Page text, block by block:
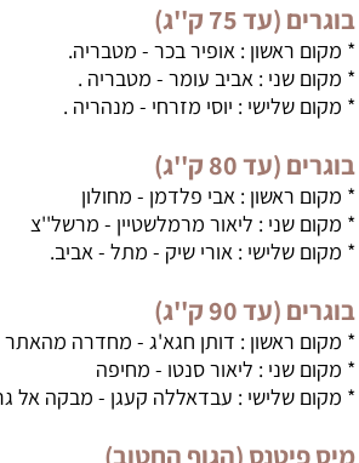
(עד 75 ק''ג)
ראשון : אופיר בכר - מטבריה.
שני : אביב עומר - מטבריה .
שלישי : יוסי מזרחי - מנהריה .
(עד 80 ק''ג)
ראשון : אבי פלדמן - מחולון
שני : ליאור מרמלשטיין - מרשל''צ
שלישי : אורי שיק - מתל - אביב.
(עד 90 ק''ג)
ראשון : דותן חגא'ג - מחדרה מהאתר
שני : ליאור סנטו - מחיפה
שלישי : עבדאללה קעגן - מבקה אל גרביה .
(הגוף החטוב)